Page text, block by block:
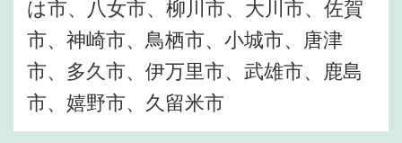
は市、八女市、柳川市、大川市、佐賀
市、神崎市、鳥栖市、小城市、唐津
市、多久市、伊万里市、武雄市、鹿島
市、嬉野市、久留米市